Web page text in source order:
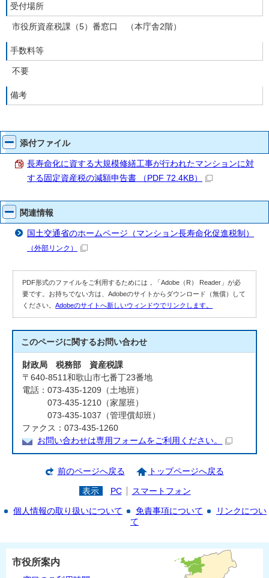
受付場所
市役所資産税課（5）番窓口 （本庁舎2階）
手数料等
不要
備考
添付ファイル
長寿命化に資する大規模修繕工事が行われたマンションに対
する固定資産税の減額申告書 （PDF 72.4KB）
関連情報
国土交通省のホームページ（マンション長寿命化促進税制）
（外部リンク）
PDF形式のファイルをご利用するためには，「Adobe（R） Reader」が必
要です。お持ちでない方は、Adobeのサイトからダウンロード（無償）して
ください。Adobeのサイトへ新しいウィンドウでリンクします。
このページに関するお問い合わせ
財政局 税務部 資産税課
〒640-8511和歌山市七番丁23番地
電話：073-435-1209（土地班）
073-435-1210（家屋班）
073-435-1037（管理償却班）
ファクス：073-435-1260
お問い合わせは専用フォームをご利用ください。
前のページへ戻る トップページへ戻る
表示 PC スマートフォン
個人情報の取り扱いについて 免責事項について
リンクについ
て
市役所案内